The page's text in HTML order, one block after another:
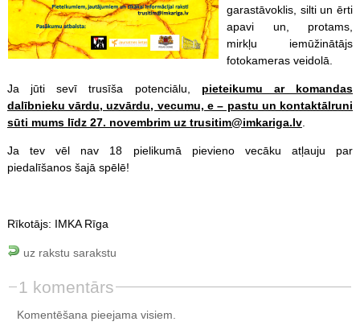
garastāvoklis, silti un ērti
apavi un, protams,
mirkļu iemūžinātājs
fotokameras veidolā.
Ja jūti sevī trusīša potenciālu, pieteikumu ar komandas
dalībnieku vārdu, uzvārdu, vecumu, e – pastu un kontaktālruni
sūti mums līdz 27. novembrim uz trusitim@imkariga.lv.
Ja tev vēl nav 18 pielikumā pievieno vecāku atļauju par
piedalīšanos šajā spēlē!
Rīkotājs: IMKA Rīga
uz rakstu sarakstu
1 komentārs
Komentēšana pieejama visiem.